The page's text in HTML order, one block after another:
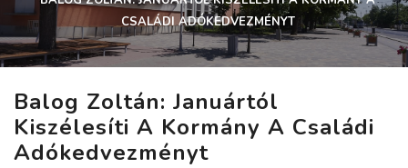
CSALÁDI ADÓKEDVEZMÉNYT
Balog Zoltán: Januártól
Kiszélesíti A Kormány A Családi
Adókedvezményt